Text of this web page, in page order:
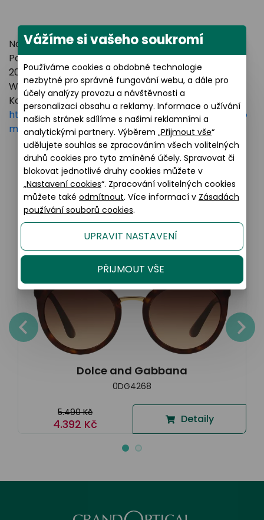
Název výrobce: LUXOTTICA GROUP
Poštovní adresa: Piazzale Luigi Cadorna 3 Milano,
20123 Italy
Webové stránky:https://www.essilorluxottica.com
Kontakt:
https://www.essilorluxottica.com/en/brands/custo
mer-care
Podobné produkty
Dolce and Gabbana
0DG4268
5.490 Kč
4.392 Kč Detaily
Vážíme si vašeho soukromí
Používáme cookies a obdobné technologie
nezbytné pro správné fungování webu, a dále pro
účely analýzy provozu a návštěvnosti a
personalizaci obsahu a reklamy. Informace o užívání
našich stránek sdílíme s našimi reklamními a
analytickými partnery. Výběrem „Přijmout vše“
udělujete souhlas se zpracováním všech volitelných
druhů cookies pro tyto zmíněné účely. Spravovat či
blokovat jednotlivé druhy cookies můžete v
„Nastavení cookies“. Zpracování volitelných cookies
můžete také odmítnout. Více informací v Zásadách
používání souborů cookies.
UPRAVIT NASTAVENÍ
PŘIJMOUT VŠE